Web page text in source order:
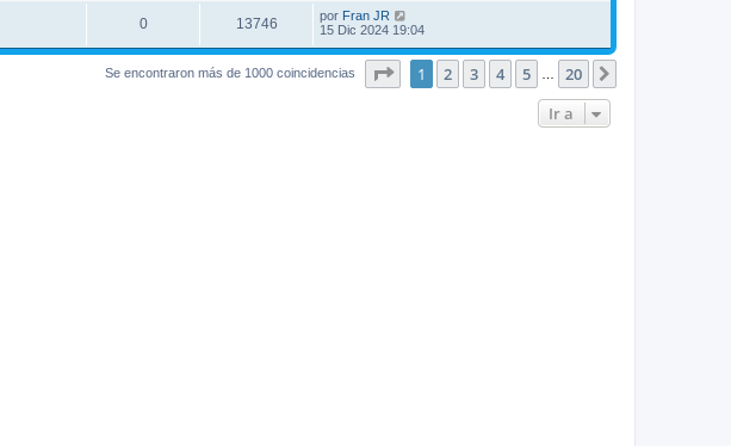
0 13746 por Fran JR
15 Dic 2024 19:04
Se encontraron más de 1000 coincidencias Página1 de 20
1 2 3 4 5 20
Ir a